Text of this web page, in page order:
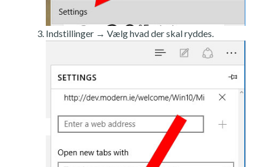
Indstillinger → Vælg hvad der skal ryddes.